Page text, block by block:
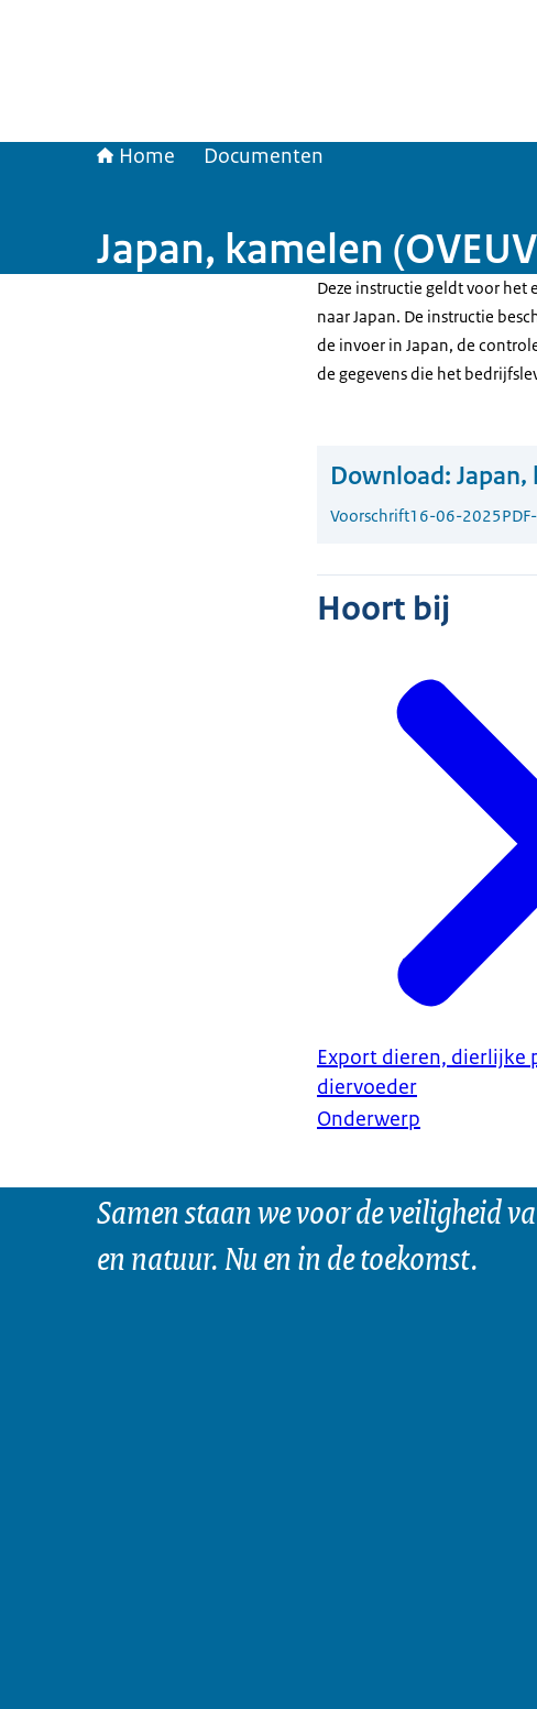
Home Documenten
Japan, kamelen
Deze instructie geldt voor
naar Japan. De instructie
de invoer in Japan, de
de gegevens die het
Download: Japan,
Voorschrift16-06-2025
Hoort bij
Export dieren, dierlijke
diervoeder
Onderwerp
Samen staan we voor de veiligheid
en natuur. Nu en in de toekomst.